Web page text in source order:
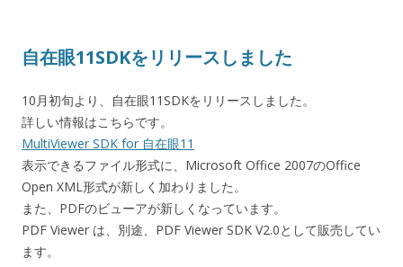
自在眼11SDKをリリースしました
10月初旬より、自在眼11SDKをリリースしました。
詳しい情報はこちらです。
MultiViewer SDK for 自在眼11
表示できるファイル形式に、Microsoft Office 2007のOffice
Open XML形式が新しく加わりました。
また、PDFのビューアが新しくなっています。
PDF Viewer は、別途、PDF Viewer SDK V2.0として販売してい
ます。